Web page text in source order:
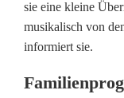
i
n
W
sie eine kleine
musikalisch von
informiert sie.